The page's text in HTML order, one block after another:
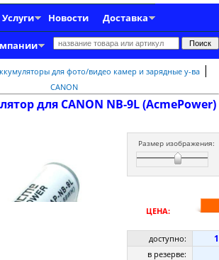
Услуги Новости Доставка
для фото/видео камер и зарядные у-ва|
CANON
для CANON NB-9L (AcmePower)
Размер изображения:
ЦЕНА:
доступно:
в резерве: